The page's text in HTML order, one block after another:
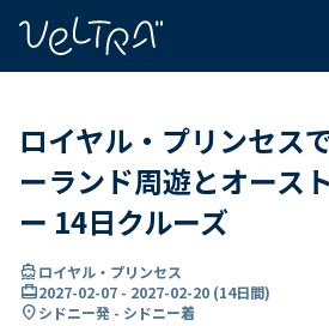
ロイヤル・プリンセス
ーランド周遊とオース
ー 14日クルーズ
directions_boatロイヤル・プリンセス
card_travel2027-02-07 - 2027-02-20 (14日間)
location_onシドニー発 - シドニー着